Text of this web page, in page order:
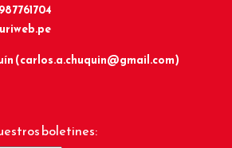
(carlos.a.chuquin@gmail.com)
boletines: